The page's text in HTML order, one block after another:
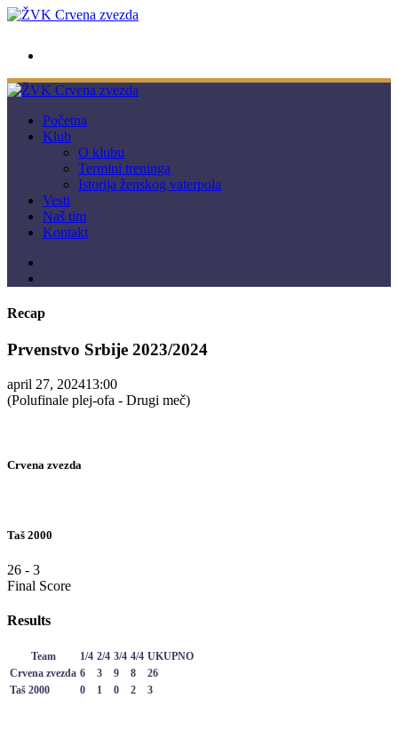
Početna
Klub
O klubu
Termini treninga
Istorija ženskog vaterpola
Vesti
Naš tim
Kontakt
Recap
Prvenstvo Srbije 2023/2024
april 27, 202413:00
(Polufinale plej-ofa - Drugi meč)
Crvena zvezda
Taš 2000
26 - 3
Final Score
Results
Team 1/4 2/4 3/4 4/4 UKUPNO
Crvena zvezda 6 3 9 8
26
Taš 2000
0 1 0 2 3